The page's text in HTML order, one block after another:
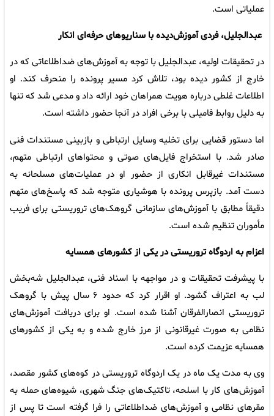
عملیاتی است.
عبدالجلیل، فردی آموزش‌دیده با سناریوهای حرفه‌ای انکار
در تحقیقات اولیه، عبدالجلیل با توجه به آموزش‌های ضداطلاعاتی که در
خارج از کشور دیده بود، تلاش کرد مسیر پرونده را منحرف کند. او
اطلاعات غلطی درباره هویت همراهان خود ارائه داد و مدعی شد که تنها
به دلیل روابط فامیلی با برخی افراد در آنجا حضور داشته است.
اما دستور قضایی برای تخلیه وسایل ارتباطی و بازبینی مستندات فنی
صادر شد. با استخراج فایل‌های صوتی و محتواهای ارتباطی متهم،
مستندات غیرقابل انکاری از حضور او در عملیات‌های مسلحانه به
دست آمد. بازپرس پرونده با هوشیاری متوجه شد که پاسخ‌های متهم
دقیقاً مطابق با آموزش‌های سازمانی گروهک‌های تروریستی برای فریب
مأموران تنظیم شده است.
اعزام به اردوگاه تروریستی در یکی از کشورهای همسایه
با پیشرفت تحقیقات و در مواجهه با اسناد فنی، عبدالجلیل شه‌بخش
لب به اعتراف گشود. او اقرار کرد که حدود ۶ سال پیش با گروهک
تروریستی انصارالفرقان آشنا شده است. او برای دریافت آموزش‌های
نظامی به صورت غیرقانونی از مرز خارج شده و به یکی از کشورهای
همسایه عزیمت کرده است.
وی به مدت یک ماه در یک اردوگاه تروریستی در کوه‌های کشور مقصد،
آموزش‌های کار با اسلحه، تاکتیک‌های جنگ شهری، شیوه‌های حمله به
مقرهای نظامی و آموزش‌های ضداطلاعاتی را فرا گرفته است تا پس از